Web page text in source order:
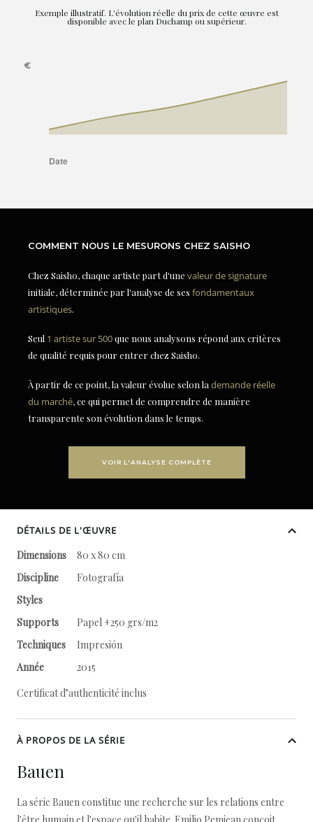
Exemple illustratif. L'évolution réelle du prix de cette œuvre est
disponible avec le plan Duchamp ou supérieur.
COMMENT NOUS LE MESURONS CHEZ SAISHO
Chez Saisho, chaque artiste part d'une valeur de signature
initiale, déterminée par l'analyse de ses fondamentaux
artistiques.
Seul 1 artiste sur 500que nous analysons répond aux critères
de qualité requis pour entrer chez Saisho.
À partir de ce point, la valeur évolue selon la demande réelle
du marché, ce qui permet de comprendre de manière
transparente son évolution dans le temps.
VOIR L'ANALYSE COMPLÈTE
DÉTAILS DE L'ŒUVRE
Dimensions
80 x 80 cm
Discipline
Fotografía
Styles
Supports
Papel +250 grs/m2
Techniques
Impresión
Année
2015
Certificat d’authenticité inclus
À PROPOS DE LA SÉRIE
Bauen
La série Bauen constitue une recherche sur les relations entre